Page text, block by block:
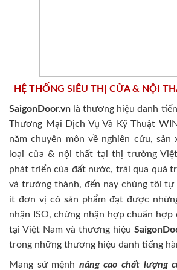
HỆ THỐNG SIÊU THỊ CỬA & NỘI
SaigonDoor.vn là thương hiệu danh
Thương Mại Dịch Vụ Và Kỹ Thuật
năm chuyên môn về nghiên cứu, sản
loại cửa & nội thất tại thị trường
phát triển của đất nước, trải qua quá
và trưởng thành, đến nay chúng tôi
ít đơn vị có sản phẩm đạt được
nhận ISO, chứng nhận hợp chuẩn
tại Việt Nam và thương hiệu
trong những thương hiệu danh tiếng
Mang sứ mệnh nâng cao chất lượng